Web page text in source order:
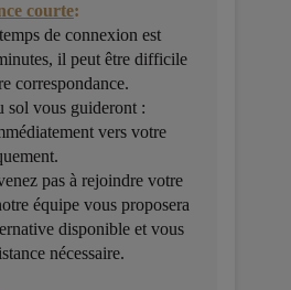
courte:
de connexion est
il peut être difficile
correspondance.
sol vous guideront :
vers votre
pas à rejoindre votre
équipe vous proposera
disponible et vous
nécessaire.